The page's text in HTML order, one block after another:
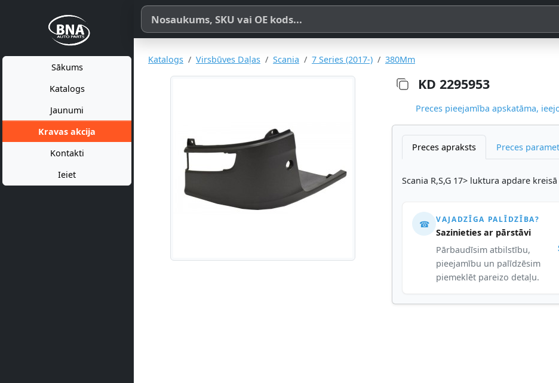
Sākums
Katalogs
Jaunumi
Kravas akcija
Kontakti
Ieiet
Meklēt pēc produkta nosaukuma, SKU vai OE koda
Katalogs Virsbūves Daļas Scania 7 Series (2017-) 380Mm
KD 2295953
Preces pieejamība apskatāma,
Preces apraksts Preces
Scania R,S,G 17> luktura apdare
☎ VAJADZĪGA PALĪDZĪBA?
Sazinieties ar pārstāvi
Pārbaudīsim atbilstību,
pieejamību un palīdzēsim
piemeklēt pareizo detaļu.